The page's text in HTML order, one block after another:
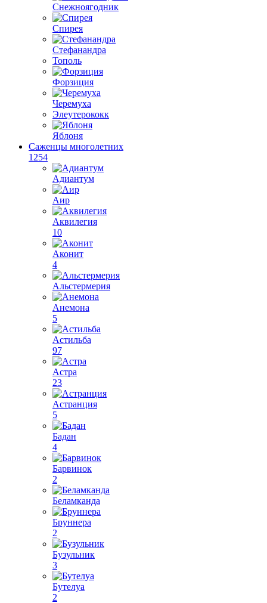
Снежноягодник
Спирея
Стефанандра
Тополь
Форзиция
Черемуха
Элеутерококк
Яблоня
Саженцы многолетних
1254
Адиантум
Аир
Аквилегия
10
Аконит
4
Альстермерия
Анемона
5
Астильба
97
Астра
23
Астранция
5
Бадан
4
Барвинок
2
Беламканда
Бруннера
2
Бузульник
3
Бутелуа
2